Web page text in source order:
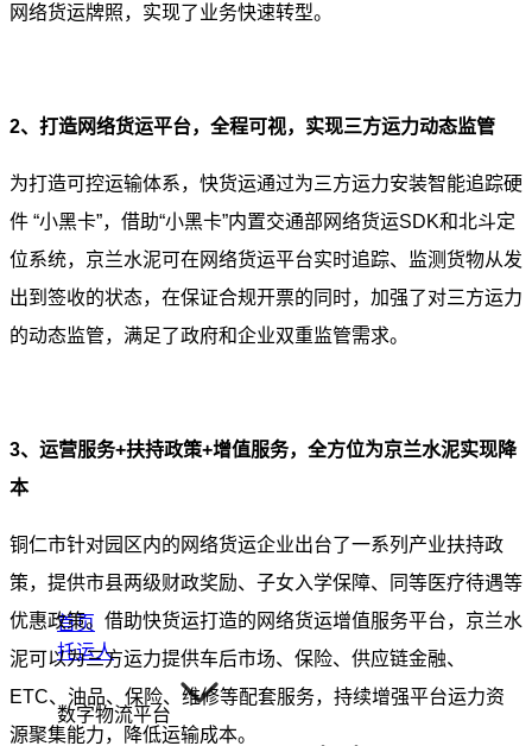
首页
托运人
数字物流平台
网络货运牌照，实现了业务快速转型。
2、打造网络货运平台，全程可视，实现三方运力动态监管
为打造可控运输体系，快货运通过为三方运力安装智能追踪硬
件 “小黑卡”，借助“小黑卡”内置交通部网络货运SDK和北斗定
位系统，京兰水泥可在网络货运平台实时追踪、监测货物从发
出到签收的状态，在保证合规开票的同时，加强了对三方运力
的动态监管，满足了政府和企业双重监管需求。
3、运营服务+扶持政策+增值服务，全方位为京兰水泥实现降
本
铜仁市针对园区内的网络货运企业出台了一系列产业扶持政
策，提供市县两级财政奖励、子女入学保障、同等医疗待遇等
优惠政策。借助快货运打造的网络货运增值服务平台，京兰水
泥可以为三方运力提供车后市场、保险、供应链金融、
ETC、油品、保险、维修等配套服务，持续增强平台运力资
源聚集能力，降低运输成本。